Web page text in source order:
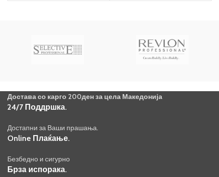
Достава со карго 200ден за цела Македонија
24/7 Поддршка.
Достапни за Ваши прашања.
Online Плаќање.
Безбедно и сигурно
Брза испорака.